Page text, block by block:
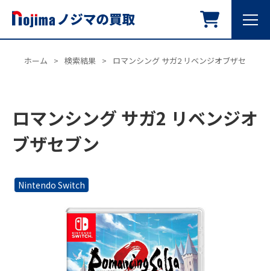
ホーム > 検索結果 > ロマンシング サガ2 リベンジオブザセブン
ロマンシング サガ2 リベンジオ
ブザセブン
Nintendo Switch